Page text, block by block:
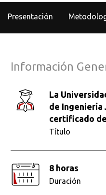
Presentación
Información
La Universidad Escuela Colombiana
de Ingeniería
certificado
Título
8 horas
Duración